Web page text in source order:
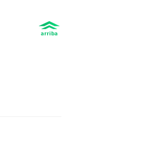
arriba